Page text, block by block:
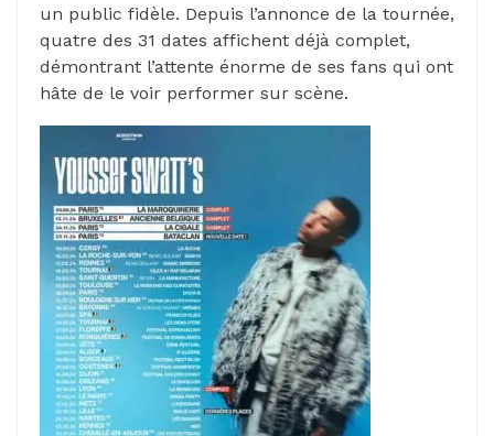
un public fidèle. Depuis l’annonce de la tournée,
quatre des 31 dates affichent déjà complet,
démontrant l’attente énorme de ses fans qui ont
hâte de le voir performer sur scène.